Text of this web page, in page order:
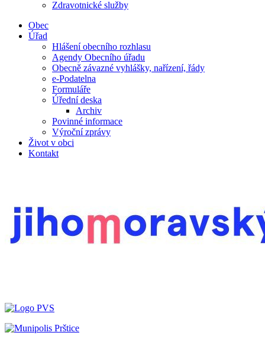
Zdravotnické služby
Obec
Úřad
Hlášení obecního rozhlasu
Agendy Obecního úřadu
Obecně závazné vyhlášky, nařízení, řády
e-Podatelna
Formuláře
Úřední deska
Archiv
Povinné informace
Výroční zprávy
Život v obci
Kontakt